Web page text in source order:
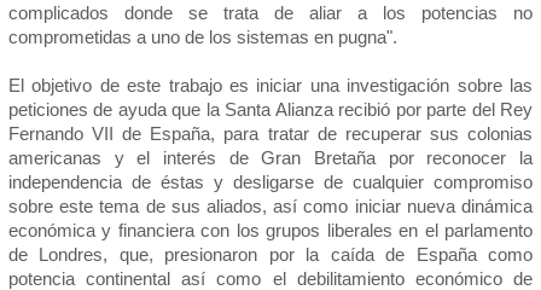
complicados donde se trata de aliar a los potencias no
comprometidas a uno de los sistemas en pugna".
El objetivo de este trabajo es iniciar una investigación sobre las
peticiones de ayuda que la Santa Alianza recibió por parte del Rey
Fernando VII de España, para tratar de recuperar sus colonias
americanas y el interés de Gran Bretaña por reconocer la
independencia de éstas y desligarse de cualquier compromiso
sobre este tema de sus aliados, así como iniciar nueva dinámica
económica y financiera con los grupos liberales en el parlamento
de Londres, que, presionaron por la caída de España como
potencia continental así como el debilitamiento económico de